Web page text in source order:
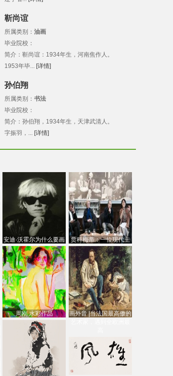
靳尚谊
所属类别： 油画
毕业院校：
简介：靳尚谊：1934年生，河南焦作人。
1953年毕... [详情]
孙伯翔
所属类别： 书法
毕业院校：
简介：孙伯翔，1934年生，天津武清人。
字振羽，... [详情]
安迪·沃霍尔为什么要画
芭比
贾科梅蒂：一位现代主
义的“当代”艺术家
周刚 水彩作品
画外音 |当法国最高傲的